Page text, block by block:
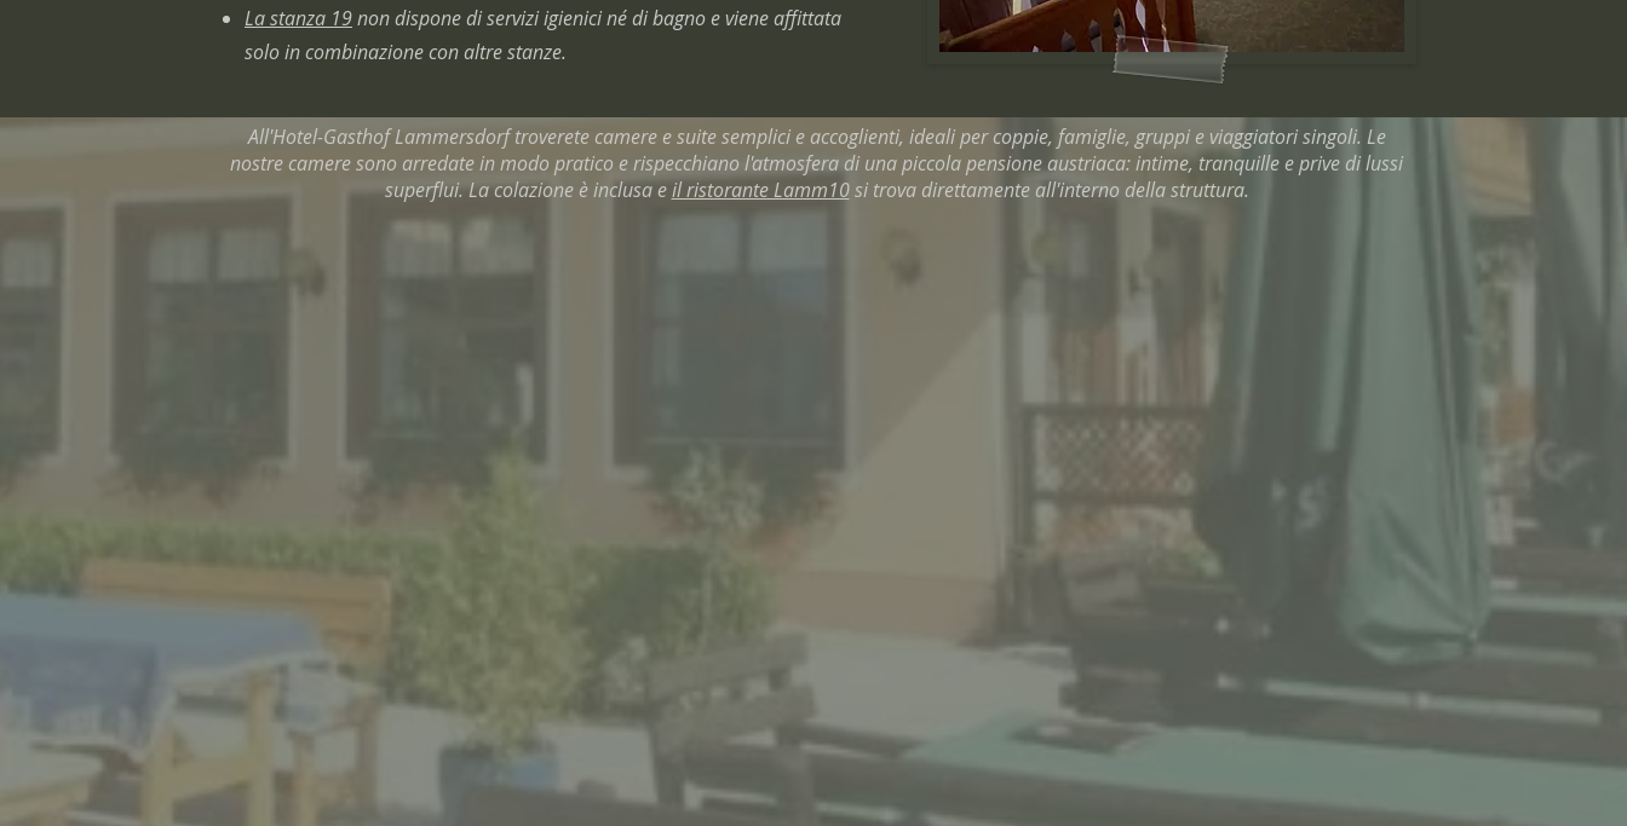
La stanza 19non dispone di servizi igienici né di bagno e viene affittata
solo in combinazione con altre stanze.
All'Hotel-Gasthof Lammersdorf troverete camere e suite semplici e accoglienti, ideali per coppie, famiglie, gruppi e viaggiatori singoli. Le
nostre camere sono arredate in modo pratico e rispecchiano l'atmosfera di una piccola pensione austriaca: intime, tranquille e prive di lussi
superflui. La colazione è inclusa eil ristorante Lamm10si trova direttamente all'interno della struttura.